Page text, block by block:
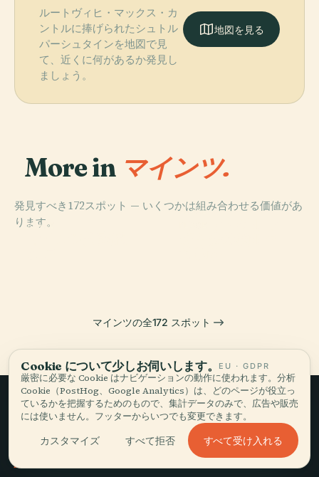
ルートヴィヒ・マックス・カ
ントルに捧げられたシュトル
パーシュタインを地図で見
て、近くに何があるか発見し
ましょう。
地図を見る
More in マインツ.
発見すべき172スポット — いくつかは組み合わせる価値があ
ります。
PLACE
PLACE
PLACE
マインツの全172 スポット
ゆっくり旅して、
語る。
Cookie について少しお伺いします。 EU · GDPR
厳密に必要な Cookie はナビゲーションの動作に使われます。分析
Cookie（PostHog、Google Analytics）は、どのページが役立っ
ているかを把握するためのもので、集計データのみで、広告や販売
には使いません。フッターからいつでも変更できます。
カスタマイズ すべて拒否 すべて受け入れる